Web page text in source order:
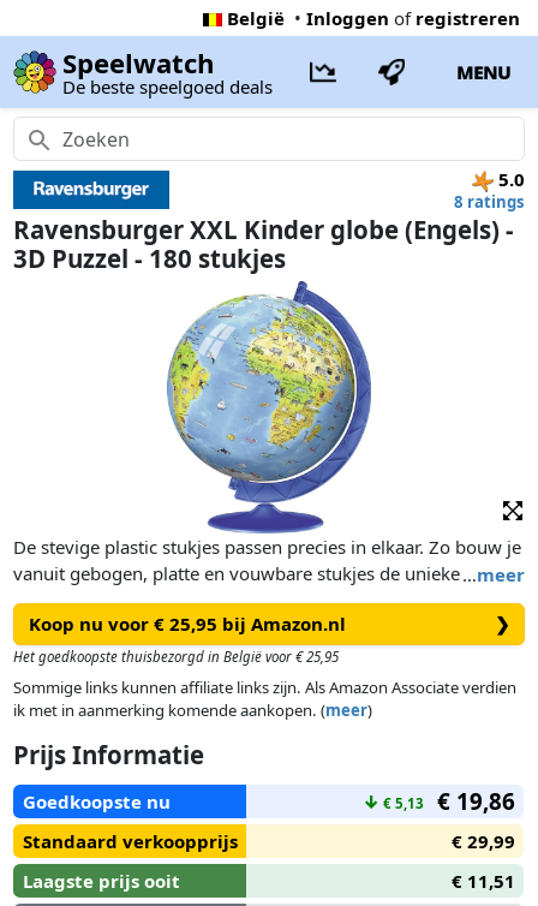
België • Inloggen of registreren
Speelwatch
De beste speelgoed deals
MENU
5.0
8 ratings
Ravensburger XXL Kinder globe (Engels) -
3D Puzzel - 180 stukjes
…meer
De stevige plastic stukjes passen precies in elkaar. Zo bouw je
vanuit gebogen, platte en vouwbare stukjes de unieke
Ravensburger XXL Puzzel Kinderglobe, zonder lijm te
gebruiken!
Koop nu voor € 25,95 bij Amazon.nl ❯
Het goedkoopste thuisbezorgd in België voor € 25,95
Sommige links kunnen affiliate links zijn. Als Amazon Associate verdien
ik met in aanmerking komende aankopen. (meer)
Prijs Informatie
Goedkoopste nu ↓ € 5,13 € 19,86
Standaard verkoopprijs
€ 29,99
Laagste prijs ooit
€ 11,51